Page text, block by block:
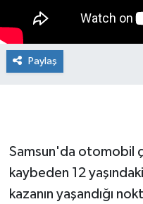
Paylaş
Samsun'da otomobil
kaybeden 12
kazanın yaşandığı